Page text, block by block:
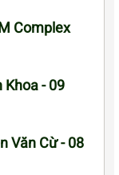
Complex
Khoa - 09
Văn Cừ - 08